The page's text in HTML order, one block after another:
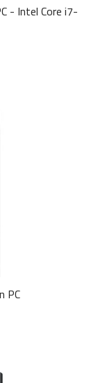
- Intel Core i7-
PC